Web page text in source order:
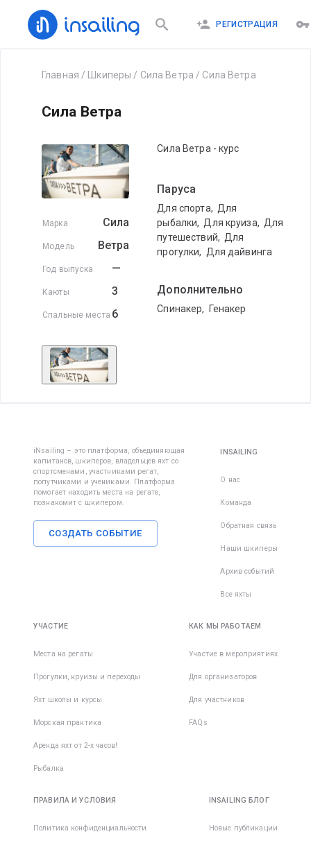
РЕГИСТРАЦИЯ
Главная / Шкиперы / Сила Ветра / Сила Ветра
Сила Ветра
Марка Сила
Модель Ветра
Год выпуска —
Каюты 3
Спальные места 6
Сила Ветра - курс
Паруса
Для спорта, Для
рыбалки, Для круиза, Для
путешествий, Для
прогулки, Для дайвинга
Дополнительно
Спинакер, Генакер
iNsailing – это платформа, объединяющая
капитанов, шкиперов, владельцев яхт со
спортсменами, участниками регат,
попутчиками и учениками. Платформа
помогает находить места на регате,
познакомит с шкипером.
СОЗДАТЬ СОБЫТИЕ
INSAILING
О нас
Команда
Обратная связь
Наши шкиперы
Архив событий
Все яхты
УЧАСТИЕ
Места на регаты
Прогулки, круизы и переходы
Яхт школы и курсы
Морская практика
Аренда яхт от 2-х часов!
Рыбалка
КАК МЫ РАБОТАЕМ
Участие в мероприятиях
Для организаторов
Для участников
FAQs
ПРАВИЛА И УСЛОВИЯ
Политика конфиденциальности
INSAILING БЛОГ
Новые публикации